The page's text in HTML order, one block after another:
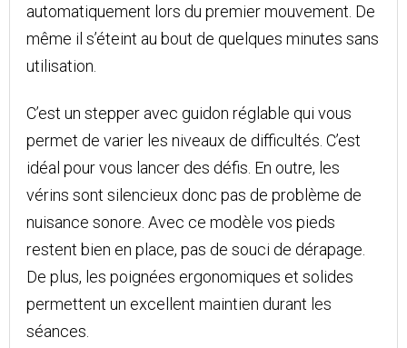
automatiquement lors du premier mouvement. De
même il s’éteint au bout de quelques minutes sans
utilisation.
C’est un stepper avec guidon réglable qui vous
permet de varier les niveaux de difficultés. C’est
idéal pour vous lancer des défis. En outre, les
vérins sont silencieux donc pas de problème de
nuisance sonore. Avec ce modèle vos pieds
restent bien en place, pas de souci de dérapage.
De plus, les poignées ergonomiques et solides
permettent un excellent maintien durant les
séances.